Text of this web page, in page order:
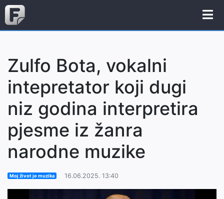
Zulfo Bota, vokalni
intepretator koji dugi
niz godina interpretira
pjesme iz žanra
narodne muzike
Moj život je muzika 16.06.2025. 13:40